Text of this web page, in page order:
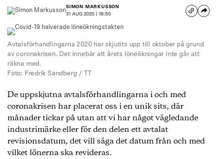
SIMON MARKUSSON
31 AUG 2020 | 16:50
Avtalsförhandlingarna 2020 har skjutits upp till oktober på grund
av coronakrisen. Det innebär att årets löneökningar inte går att
räkna med.
Foto: Fredrik Sandberg / TT
De uppskjutna avtalsförhandlingarna i och med
coronakrisen har placerat oss i en unik sits, där
månader tickar på utan att vi har något vägledande
industrimärke eller för den delen ett avtalat
revisionsdatum, det vill säga det datum från och med
vilket lönerna ska revideras.